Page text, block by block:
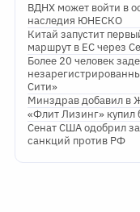
ВДНХ может войти в
наследия ЮНЕСКО
Китай запустит
маршрут в ЕС через
Более 20 человек
Сити»
Минздрав добавил в
«Флит Лизинг» купил
Сенат США одобрил
санкций против РФ